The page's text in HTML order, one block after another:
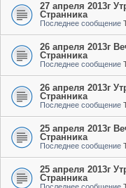
27 апреля 2013г
Странника
Последнее сообщение
26 апреля 2013г
Странника
Последнее сообщение
26 апреля 2013г
Странника
Последнее сообщение
25 апреля 2013г
Странника
Последнее сообщение
25 апреля 2013г
Странника